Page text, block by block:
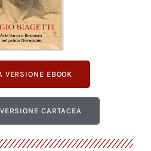
VERSIONE EBOOK
CARTACEA